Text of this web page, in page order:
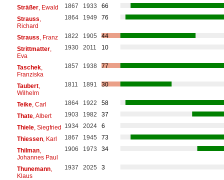
Sträßer, Ewald 1867 1933
66
Strauss
Richard
1864 1949 76
Strauss , Franz 1822 1905
44
Strittmatter,
Eva
1930 2011 10
Taschek,
Franziska
1857 1938 77
Taubert,
Wilhelm
1811 1891 30
Teike, Carl 1864 1922
58
Thate, Albert 1903 1982
37
Thiele, Siegfried 1934 2024
6
Thiessen, Karl 1867 1945
73
Thilman,
Johannes Paul
1906 1973 34
Thunemann,
Klaus
1937 2025 3